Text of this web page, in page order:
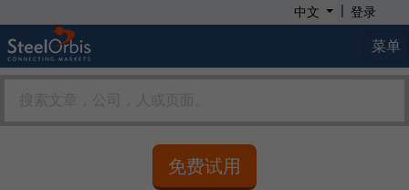
中文 | 登录
菜单
免费试用